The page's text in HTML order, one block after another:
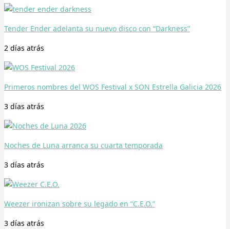
Tender Ender adelanta su nuevo disco con “Darkness”
2 días atrás
Primeros nombres del WOS Festival x SON Estrella Galicia 2026
3 días atrás
Noches de Luna arranca su cuarta temporada
3 días atrás
Weezer ironizan sobre su legado en “C.E.O.”
3 días atrás